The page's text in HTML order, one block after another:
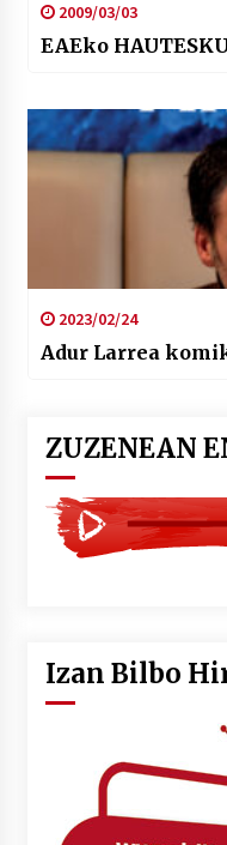
2009/03/03
EAEko
2023/02/24
Adur Larrea
ZUZENEAN
Izan Bilbo